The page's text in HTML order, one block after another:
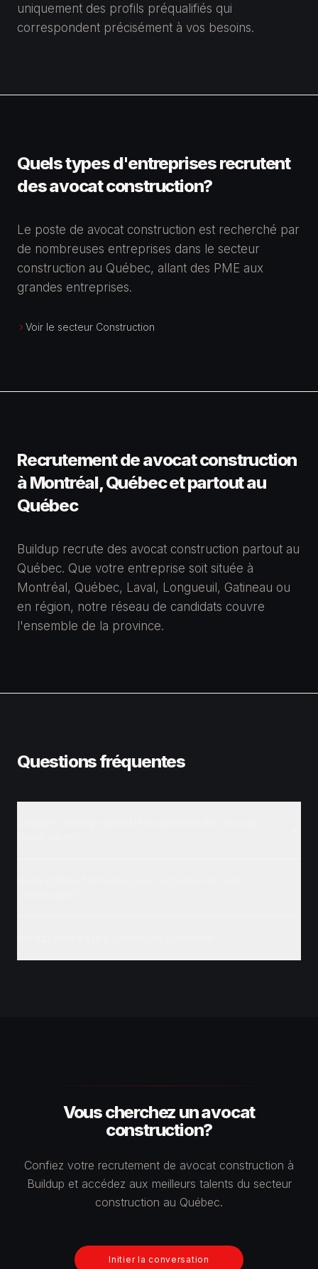
uniquement des profils préqualifiés qui
correspondent précisément à vos besoins.
Quels types d'entreprises recrutent
des avocat construction?
Le poste de avocat construction est recherché par
de nombreuses entreprises dans le secteur
construction au Québec, allant des PME aux
grandes entreprises.
Voir le secteur Construction
Recrutement de avocat construction
à Montréal, Québec et partout au
Québec
Buildup recrute des avocat construction partout au
Québec. Que votre entreprise soit située à
Montréal, Québec, Laval, Longueuil, Gatineau ou
en région, notre réseau de candidats couvre
l'ensemble de la province.
Questions fréquentes
Vous cherchez un avocat
construction?
Confiez votre recrutement de avocat construction à
Buildup et accédez aux meilleurs talents du secteur
construction au Québec.
Initier la conversation